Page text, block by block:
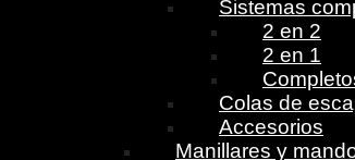
Sistemas
2 en 2
2 en 1
Colas de
Accesorios
Manillares y